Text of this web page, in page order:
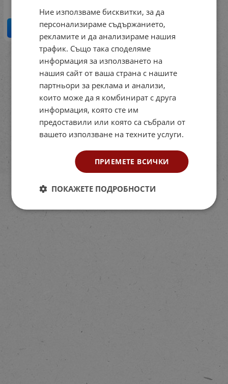
ДЕТАЙЛИ
На страница по:
Ние използваме бисквитки, за да
персонализираме съдържанието,
рекламите и да анализираме нашия
трафик. Също така споделяме
информация за използването на
нашия сайт от ваша страна с нашите
партньори за реклама и анализи,
които може да я комбинират с друга
информация, която сте им
предоставили или която са събрали от
вашето използване на техните услуги.
ПРИЕМЕТЕ ВСИЧКИ
ПОКАЖЕТЕ ПОДРОБНОСТИ